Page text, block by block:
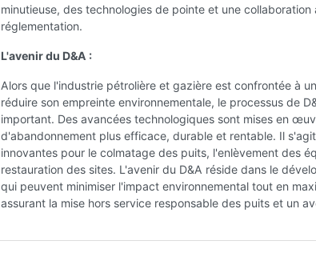
minutieuse, des technologies de pointe et une collaboration
réglementation.
L'avenir du D&A :
Alors que l'industrie pétrolière et gazière est confrontée à
réduire son empreinte environnementale, le processus de
important. Des avancées technologiques sont mises en
d'abandonnement plus efficace, durable et rentable. Il
innovantes pour le colmatage des puits, l'enlèvement des
restauration des sites. L'avenir du D&A réside dans le
qui peuvent minimiser l'impact environnemental tout en
assurant la mise hors service responsable des puits et un